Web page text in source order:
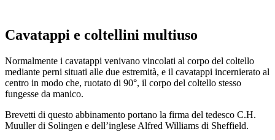
Cavatappi e coltellini multiuso
Normalmente i cavatappi venivano vincolati al corpo del coltello
mediante perni situati alle due estremità, e il cavatappi incernierato al
centro in modo che, ruotato di 90°, il corpo del coltello stesso
fungesse da manico.
Brevetti di questo abbinamento portano la firma del tedesco C.H.
Muuller di Solingen e dell’inglese Alfred Williams di Sheffield.